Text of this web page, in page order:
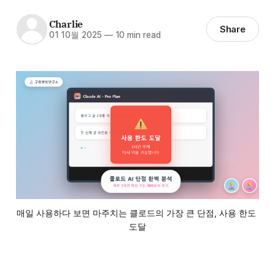
Charlie
01 10월 2025 —10 min read Share
매일 사용하다 보면 마주치는 클로드의 가장 큰 단점, 사용 한도
도달